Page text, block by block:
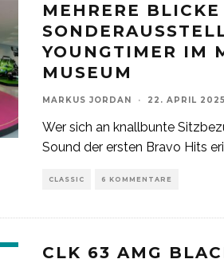
MEHRERE
YOUNGTIMER IM
MUSEUM
MARKUS JORDAN · 22. APRIL 2025
Wer sich an knallbunte
Sound der ersten Bravo Hits
CLASSIC 6 KOMMENTARE
CLK 63 AMG